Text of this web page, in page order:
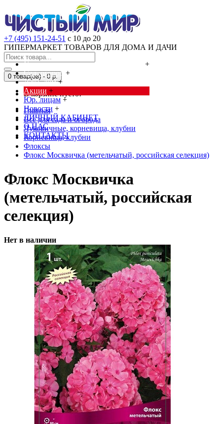
+7 (495) 151-24-51 с 10 до 20
ГИПЕРМАРКЕТ ТОВАРОВ ДЛЯ ДОМА И ДАЧИ
Cредства от насекомых и грызунов
+
Сад, огород +
Дача, дом +
Акции +
Юр. лицам +
Новости +
ЛИЧНЫЙ КАБИНЕТ
О НАС
КОНТАКТЫ
0 товар(ов) - 0 р.
В корзине пусто!
Главная
Всё для сада и огорода
Луковичные, корневища, клубни
Корневища, клубни
Флоксы
Флокс Москвичка (метельчатый, российская селекция)
Флокс Москвичка
(метельчатый, российская
селекция)
Нет в наличии